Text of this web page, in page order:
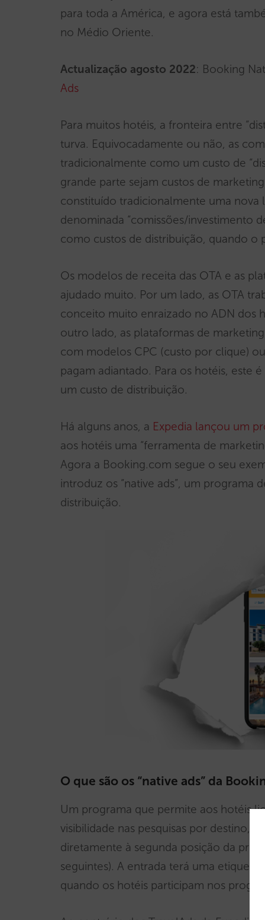
para toda a América, e agora está
no Médio Oriente.
Actualização agosto 2022: Booking
Ads
Para muitos hotéis, a fronteira entre
turva. Equivocadamente ou não, as
tradicionalmente como um custo de
grande parte sejam custos de
constituído tradicionalmente uma nova
denominada “comissões/investimento
como custos de distribuição, quando o
Os modelos de receita das OTA e as
ajudado muito. Por um lado, as OTA
conceito muito enraizado no ADN dos
outro lado, as plataformas de
com modelos CPC (custo por clique)
pagam adiantado. Para os hotéis, este
um custo de distribuição.
Há alguns anos, a Expedia lançou um
aos hotéis uma “ferramenta de
Agora a Booking.com segue o seu
introduz os “native ads”, um programa
distribuição.
O que são os “native ads” da
Um programa que permite aos hotéis
visibilidade nas pesquisas por destino,
diretamente à segunda posição da
seguintes). A entrada terá uma
quando os hotéis participam nos